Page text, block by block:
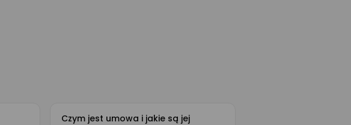
Czym jest umowa i jakie są jej